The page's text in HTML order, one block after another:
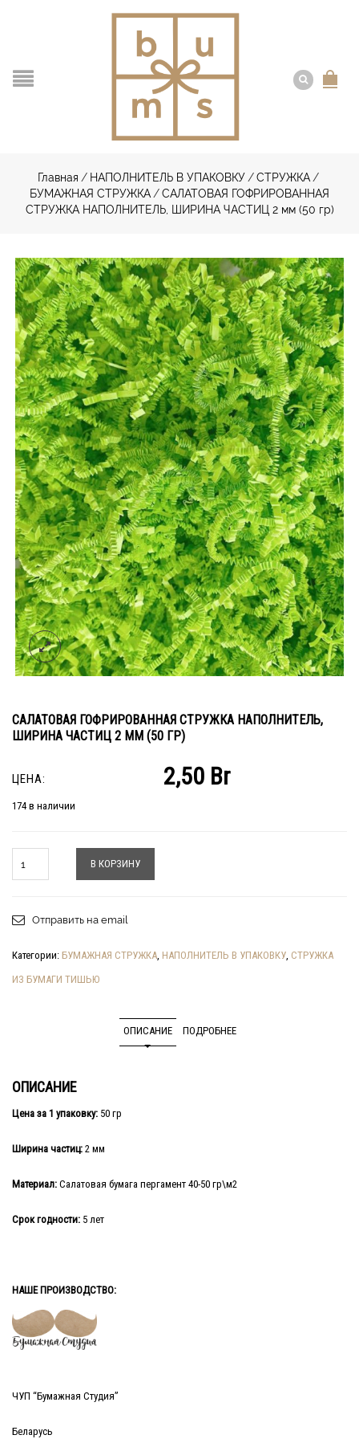
Главная / НАПОЛНИТЕЛЬ В УПАКОВКУ /СТРУЖКА /
БУМАЖНАЯ СТРУЖКА /САЛАТОВАЯ ГОФРИРОВАННАЯ
СТРУЖКА НАПОЛНИТЕЛЬ, ШИРИНА ЧАСТИЦ 2 мм (50 гр)
САЛАТОВАЯ ГОФРИРОВАННАЯ СТРУЖКА НАПОЛНИТЕЛЬ,
ШИРИНА ЧАСТИЦ 2 ММ (50 ГР)
ЦЕНА: 2,50 Br
174 в наличии
В КОРЗИНУ
Отправить на email
Категории: БУМАЖНАЯ СТРУЖКА, НАПОЛНИТЕЛЬ В УПАКОВКУ, СТРУЖКА
ИЗ БУМАГИ ТИШЬЮ
ОПИСАНИЕ ПОДРОБНЕЕ
ОПИСАНИЕ
Цена за 1 упаковку: 50 гр
Ширина частиц: 2 мм
Материал: Салатовая бумага пергамент 40-50 гр\м2
Срок годности: 5 лет
НАШЕ ПРОИЗВОДСТВО:
ЧУП “Бумажная Студия”
Беларусь